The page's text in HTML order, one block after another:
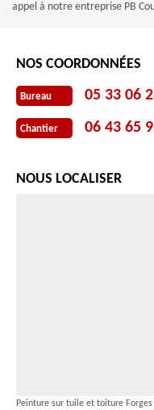
appel à notre entreprise PB
NOS COORDONNÉES
Bureau 05 33 06
Chantier 06 43 65
NOUS LOCALISER
Peinture sur tuile et toiture Forges